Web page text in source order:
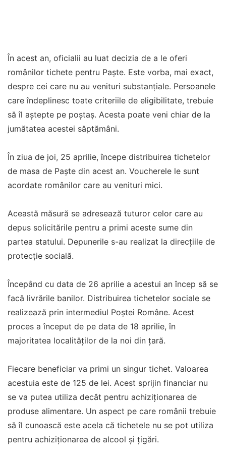
În acest an, oficialii au luat decizia de a le oferi
românilor tichete pentru Paște. Este vorba, mai exact,
despre cei care nu au venituri substanțiale. Persoanele
care îndeplinesc toate criteriile de eligibilitate, trebuie
să îl aștepte pe poștaș. Acesta poate veni chiar de la
jumătatea acestei săptămâni.
În ziua de joi, 25 aprilie, începe distribuirea tichetelor
de masa de Paște din acest an. Voucherele le sunt
acordate românilor care au venituri mici.
Această măsură se adresează tuturor celor care au
depus solicitările pentru a primi aceste sume din
partea statului. Depunerile s-au realizat la direcțiile de
protecție socială.
Începând cu data de 26 aprilie a acestui an încep să se
facă livrările banilor. Distribuirea tichetelor sociale se
realizează prin intermediul Poștei Române. Acest
proces a început de pe data de 18 aprilie, în
majoritatea localităților de la noi din țară.
Fiecare beneficiar va primi un singur tichet. Valoarea
acestuia este de 125 de lei. Acest sprijin financiar nu
se va putea utiliza decât pentru achiziționarea de
produse alimentare. Un aspect pe care românii trebuie
să îl cunoască este acela că tichetele nu se pot utiliza
pentru achiziționarea de alcool și țigări.